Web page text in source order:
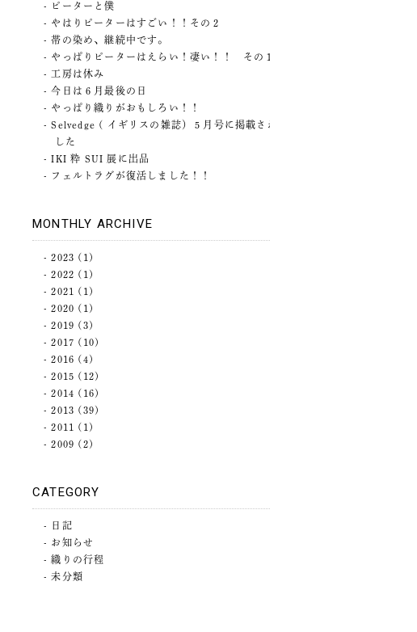
ピーターと僕
やはりピーターはすごい！！その２
帯の染め、継続中です。
やっぱりピーターはえらい！凄い！！ その１
工房は休み
今日は６月最後の日
やっぱり織りがおもしろい！！
Selvedge ( イギリスの雑誌）５月号に掲載されま
した
IKI 粋 SUI 展に出品
フェルトラグが復活しました！！
MONTHLY ARCHIVE
2023 (1)
2022 (1)
2021
(1)
2020 (1)
2019 (3)
2017 (10)
2016 (4)
2015 (12)
2014 (16)
2013 (39)
2011
(1)
2009 (2)
CATEGORY
日記
お知らせ
織りの行程
未分類